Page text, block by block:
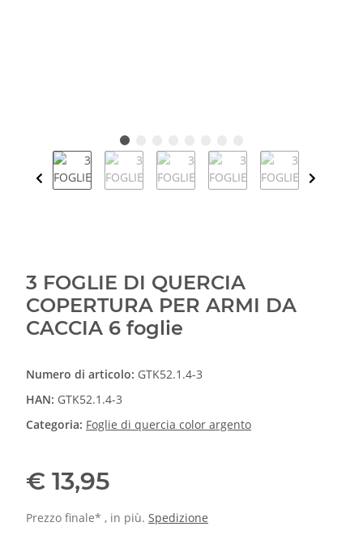
3 FOGLIE DI QUERCIA
COPERTURA PER ARMI DA
CACCIA 6 foglie
Numero di articolo: GTK52.1.4-3
HAN: GTK52.1.4-3
Categoria: Foglie di quercia color argento
€ 13,95
Prezzo finale* , in più. Spedizione